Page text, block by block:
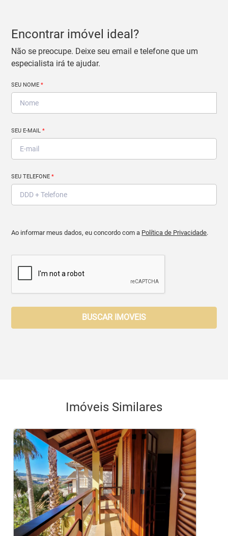
Encontrar imóvel ideal?
Não se preocupe. Deixe seu email e telefone que um
especialista irá te ajudar.
SEU NOME*
SEU E-MAIL*
SEU TELEFONE*
Ao informar meus dados, eu concordo com a Política de Privacidade.
BUSCAR IMOVEIS
Imóveis Similares
‹
Previous
›